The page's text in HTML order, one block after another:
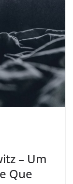
– Um
Que